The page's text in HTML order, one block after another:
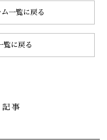
一覧に戻る
覧に戻る
記事